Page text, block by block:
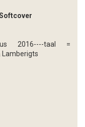
2016----taal =
Lamberigts